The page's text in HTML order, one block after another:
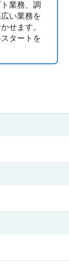
業務、調
い業務を
せます。
タートを